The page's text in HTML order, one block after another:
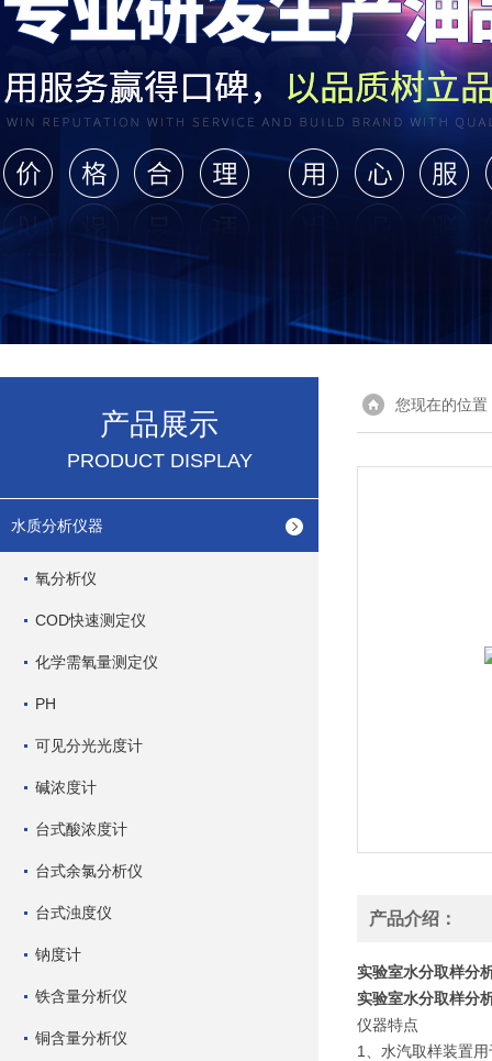
产品展示
PRODUCT DISPLAY
水质分析仪器
氧分析仪
COD快速测定仪
化学需氧量测定仪
PH
可见分光光度计
碱浓度计
台式酸浓度计
台式余氯分析仪
台式浊度仪
钠度计
铁含量分析仪
铜含量分析仪
您现在的位置
产品介绍：
实验室水分取样分
实验室水分取样分
仪器特点
1、水汽取样装置